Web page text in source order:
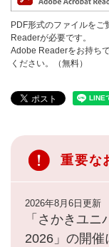
PDF形式のファイルを
Readerが必要です。
Adobe Readerをお持ち
ください。（無料）
重要な
2026年8月6日更新
「さかきユ
2026」の開催